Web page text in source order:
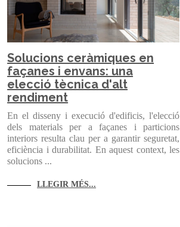
Solucions ceràmiques en
façanes i envans: una
elecció tècnica d'alt
rendiment
En el disseny i execució d'edificis, l'elecció
dels materials per a façanes i particions
interiors resulta clau per a garantir seguretat,
eficiència i durabilitat. En aquest context, les
solucions ...
LLEGIR MÉS...